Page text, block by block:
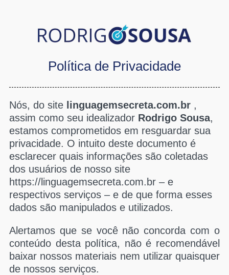
Política de Privacidade
Nós, do site linguagemsecreta.com.br ,
assim como seu idealizador Rodrigo Sousa,
estamos comprometidos em resguardar sua
privacidade. O intuito deste documento é
esclarecer quais informações são coletadas
dos usuários de nosso site
https://linguagemsecreta.com.br – e
respectivos serviços – e de que forma esses
dados são manipulados e utilizados.
Alertamos que se você não concorda com o
conteúdo desta política, não é recomendável
baixar nossos materiais nem utilizar quaisquer
de nossos serviços.